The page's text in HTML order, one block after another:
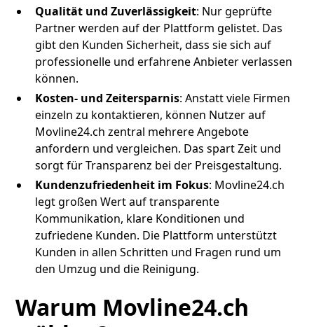
Qualität und Zuverlässigkeit: Nur geprüfte
Partner werden auf der Plattform gelistet. Das
gibt den Kunden Sicherheit, dass sie sich auf
professionelle und erfahrene Anbieter verlassen
können.
Kosten- und Zeitersparnis: Anstatt viele Firmen
einzeln zu kontaktieren, können Nutzer auf
Movline24.ch zentral mehrere Angebote
anfordern und vergleichen. Das spart Zeit und
sorgt für Transparenz bei der Preisgestaltung.
Kundenzufriedenheit im Fokus: Movline24.ch
legt großen Wert auf transparente
Kommunikation, klare Konditionen und
zufriedene Kunden. Die Plattform unterstützt
Kunden in allen Schritten und Fragen rund um
den Umzug und die Reinigung.
Warum Movline24.ch